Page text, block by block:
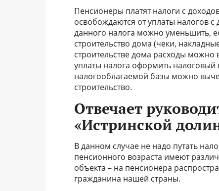
Пенсионеры платят налоги с
освобождаются от уплаты налогов
данного налога можно уменьшить,
строительство дома (чеки,
строительстве дома расходы можно
уплаты налога оформить
налогооблагаемой базы можно
строительство.
Отвечает
«Истринской
В данном случае не надо путать
пенсионного возраста имеют
объекта – на пенсионера
гражданина нашей страны.